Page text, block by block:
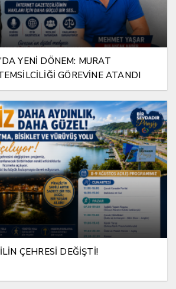
YENİ DÖNEM: MURAT
GÖREVİNE ATANDI
ÇEHRESİ DEĞİŞTİ!